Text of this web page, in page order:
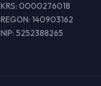
KRS: 0000276018
REGON: 140903162
NIP: 5252388265